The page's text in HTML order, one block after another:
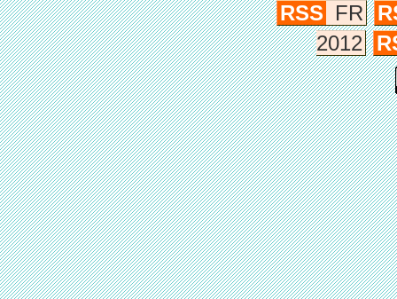
RSS FR
2012